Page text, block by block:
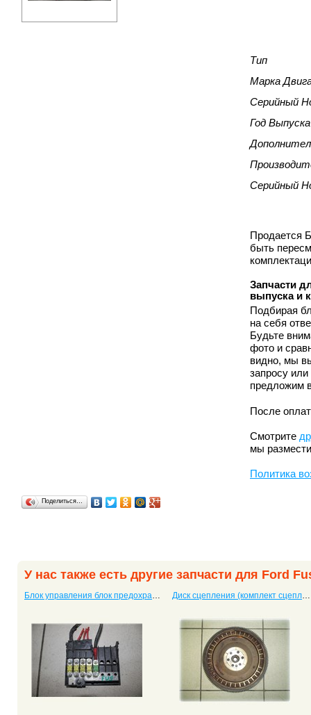
Тип
Марка
Серийный
Год Выпуска
Серийный
Продается
быть
Запчасти
выпуска и
Подбирая
на себя
Будьте
фото и
видно, мы
запросу
предложим
После
Смотрите
мы
Политика
Поделиться…
У нас также есть другие запчасти для Ford
Блок управления блок предохранителей Fusion Диск сцепления (комплект сцепления) Fusion